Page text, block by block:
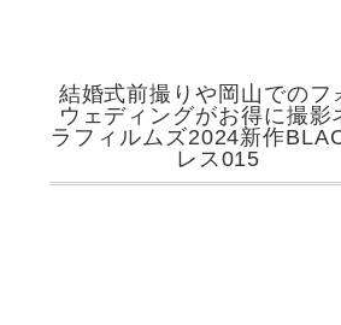
結婚式前撮りや岡山でのフ
ウェディングがお得に撮影
ラフィルムズ2024新作
レス015